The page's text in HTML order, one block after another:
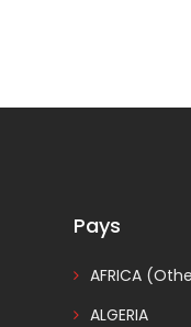
Pays
AFRICA
ALGERIA